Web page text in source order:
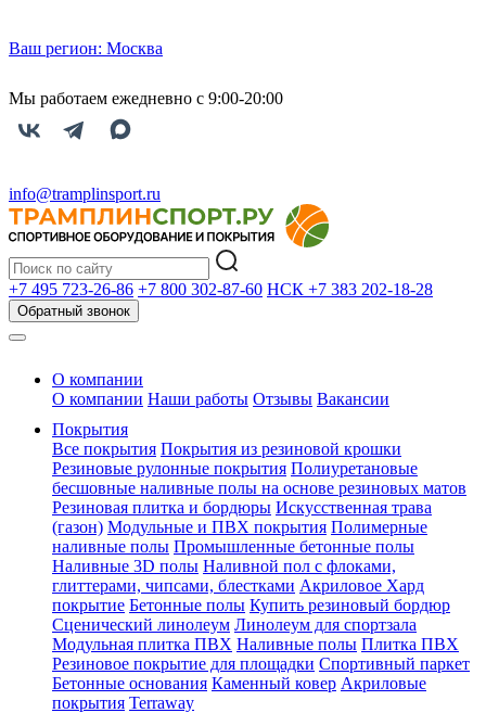
Ваш регион: Москва
Мы работаем ежедневно с 9:00-20:00
info@tramplinsport.ru
+7 495 723-26-86 +7 800 302-87-60 НСК +7 383 202-18-28
Обратный звонок
О компании
О компании Наши работы Отзывы Вакансии
Покрытия
Все покрытия Покрытия из резиновой крошки
Резиновые рулонные покрытия Полиуретановые
бесшовные наливные полы на основе резиновых матов
Резиновая плитка и бордюры Искусственная трава
(газон) Модульные и ПВХ покрытия Полимерные
наливные полы Промышленные бетонные полы
Наливные 3D полы Наливной пол с флоками,
глиттерами, чипсами, блестками Акриловое Хард
покрытие Бетонные полы Купить резиновый бордюр
Сценический линолеум Линолеум для спортзала
Модульная плитка ПВХ Наливные полы Плитка ПВХ
Резиновое покрытие для площадки Спортивный паркет
Бетонные основания Каменный ковер Акриловые
покрытия Terraway